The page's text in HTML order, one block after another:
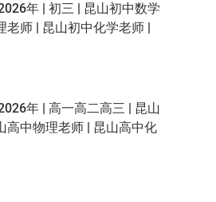
年 | 初三 | 昆山初中数学
师 | 昆山初中化学老师 |
年 | 高一高二高三 | 昆山
高中物理老师 | 昆山高中化